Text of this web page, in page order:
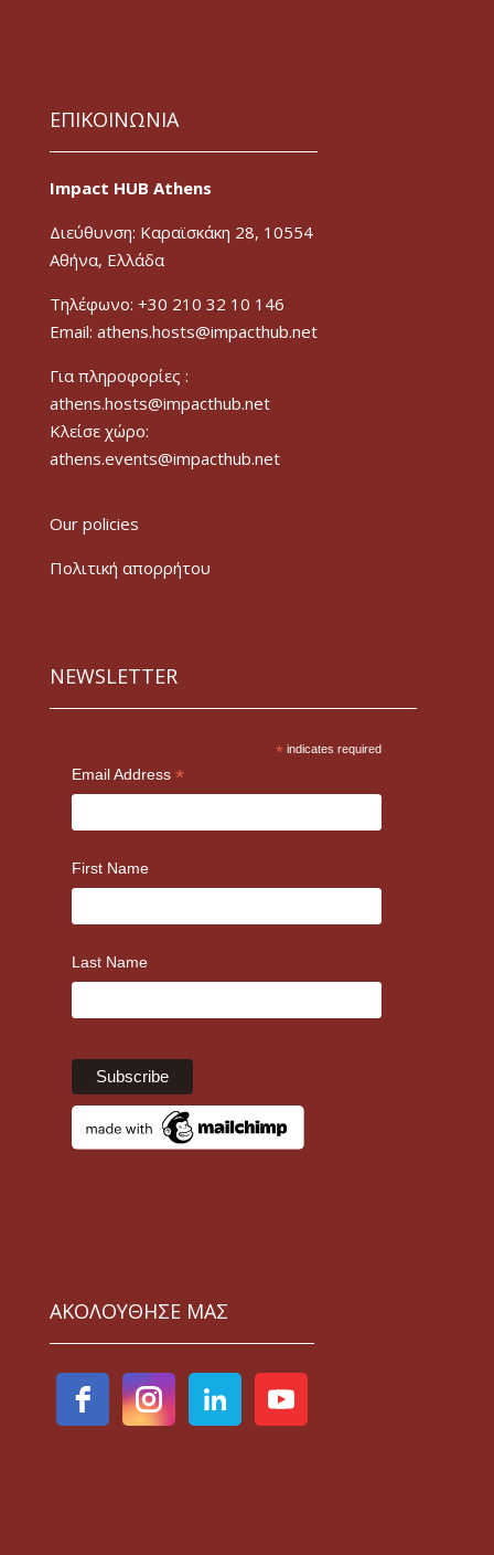
ΕΠΙΚΟΙΝΩΝΙΑ
Impact HUB Athens
Διεύθυνση: Καραϊσκάκη 28, 10554
Αθήνα, Ελλάδα
Τηλέφωνο: +30 210 32 10 146
Email: athens.hosts@impacthub.net
Για πληροφορίες :
athens.hosts@impacthub.net
Κλείσε χώρο:
athens.events@impacthub.net
Our policies
Πολιτική απορρήτου
NEWSLETTER
* indicates required
Email Address *
First Name
Last Name
ΑΚΟΛΟΥΘΗΣΕ ΜΑΣ